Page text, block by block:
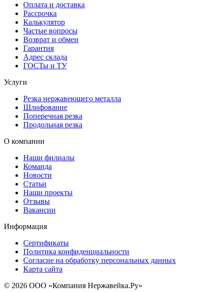
Оплата и доставка
Рассрочка
Калькулятор
Частые вопросы
Возврат и обмен
Гарантия
Адрес склада
ГОСТы и ТУ
Услуги
Резка нержавеющего металла
Шлифование
Поперечная резка
Продольная резка
О компании
Наши филиалы
Команда
Новости
Статьи
Наши проекты
Отзывы
Вакансии
Информация
Сертификаты
Политика конфиденциальности
Согласие на обработку персональных данных
Карта сайта
© 2026 ООО «Компания Нержавейка.Ру»